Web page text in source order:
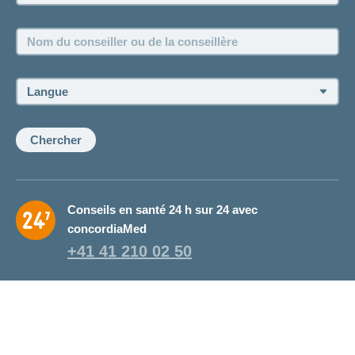
Postes vacants
Nom
du
ou
de
conseillère:
Langue:
Chercher
Conseils en santé 24 h sur 24 avec
concordiaMed
+41 41 210 02 50